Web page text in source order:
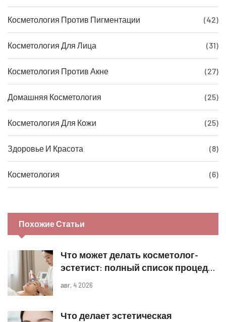
Косметология Против Пигментации (42)
Косметология Для Лица (31)
Косметология Против Акне (27)
Домашняя Косметология (25)
Косметология Для Кожи (25)
Здоровье И Красота (8)
Косметология (6)
Похожие Статьи
Что может делать косметолог-
эстетист: полный список процедур
и границы компетенций
авг, 4 2026
Что делает эстетическая